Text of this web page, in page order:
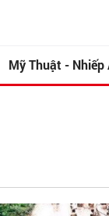
Mỹ Thuật - Nhiếp